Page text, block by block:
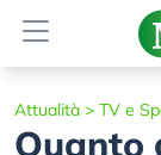
Attualità > TV e
Quanto